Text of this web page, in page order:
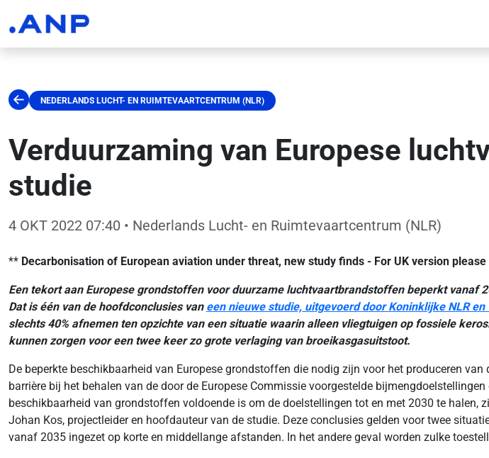
NEDERLANDS LUCHT- EN RUIMTEVAARTCENTRUM (NLR)
Verduurzaming van Europese
studie
4 OKT 2022 07:40 • Nederlands Lucht- en Ruimtevaartcentrum (NLR)
** Decarbonisation of European aviation under threat, new study finds - For UK version
Een tekort aan Europese grondstoffen voor duurzame luchtvaartbrandstoffen beperkt
Dat is één van de hoofdconclusies van een nieuwe studie, uitgevoerd door Koninklijke NLR
slechts 40% afnemen ten opzichte van een situatie waarin alleen vliegtuigen op fossiele
kunnen zorgen voor een twee keer zo grote verlaging van broeikasgasuitstoot.
De beperkte beschikbaarheid van Europese grondstoffen die nodig zijn voor het produceren
barrière bij het behalen van de door de Europese Commissie voorgestelde
beschikbaarheid van grondstoffen voldoende is om de doelstellingen tot en met 2030 te halen,
Johan Kos, projectleider en hoofdauteur van de studie. Deze conclusies gelden voor twee
vanaf 2035 ingezet op korte en middellange afstanden. In het andere geval worden zulke